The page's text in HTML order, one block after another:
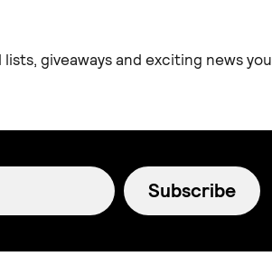
giveaways and exciting news you
Subscribe